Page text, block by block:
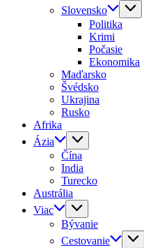
Slovensko
Politika
Krimi
Počasie
Ekonomika
Maďarsko
Švédsko
Ukrajina
Rusko
Afrika
Ázia
Čína
India
Turecko
Austrália
Viac
Bývanie
Cestovanie